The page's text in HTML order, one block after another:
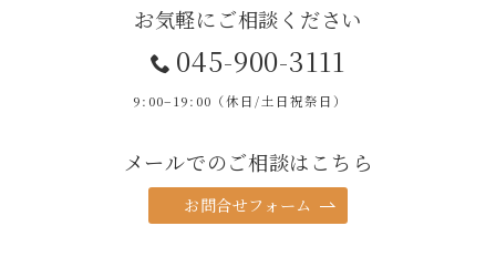
お気軽にご相談ください
045-900-3111
9:00–19:00（休日/土日祝祭日）
メールでのご相談はこちら
お問合せフォーム